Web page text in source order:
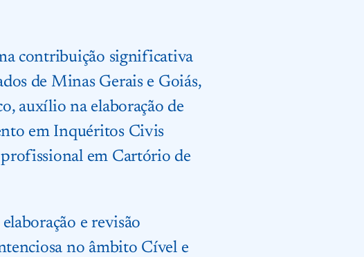
contribuição significativa
de Minas Gerais e Goiás,
auxílio na elaboração de
em Inquéritos Civis
em Cartório de
e revisão
no âmbito Cível e